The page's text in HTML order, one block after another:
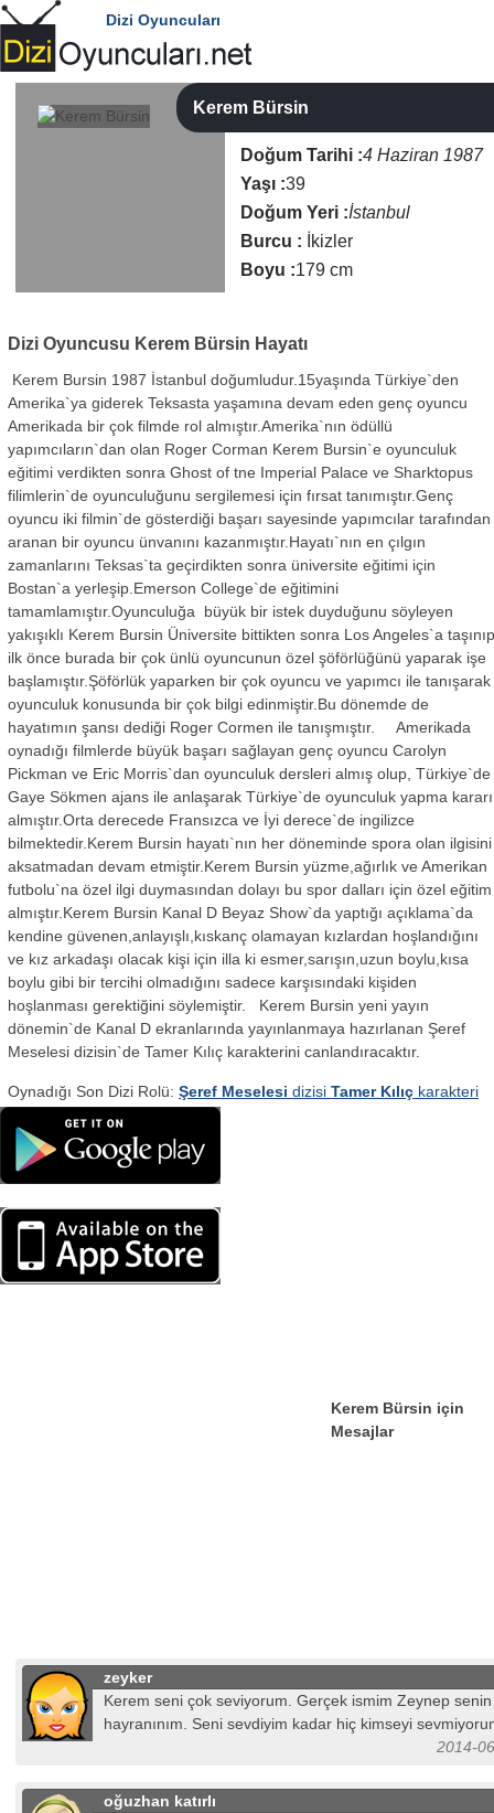
Dizi Oyuncuları
Kerem Bürsin
Doğum Tarihi :4 Haziran 1987
Yaşı :39
Doğum Yeri :İstanbul
Burcu : İkizler
Boyu :179 cm
Dizi Oyuncusu Kerem Bürsin Hayatı
Kerem Bursin 1987 İstanbul doğumludur.15yaşında Türkiye`den
Amerika`ya giderek Teksasta yaşamına devam eden genç oyuncu
Amerikada bir çok filmde rol almıştır.Amerika`nın ödüllü
yapımcıların`dan olan Roger Corman Kerem Bursin`e oyunculuk
eğitimi verdikten sonra Ghost of tne Imperial Palace ve Sharktopus
filimlerin`de oyunculuğunu sergilemesi için fırsat tanımıştır.Genç
oyuncu iki filmin`de gösterdiği başarı sayesinde yapımcılar tarafından
aranan bir oyuncu ünvanını kazanmıştır.Hayatı`nın en çılgın
zamanlarını Teksas`ta geçirdikten sonra üniversite eğitimi için
Bostan`a yerleşip.Emerson College`de eğitimini
tamamlamıştır.Oyunculuğa büyük bir istek duyduğunu söyleyen
yakışıklı Kerem Bursin Üniversite bittikten sonra Los Angeles`a
ilk önce burada bir çok ünlü oyuncunun özel şöförlüğünü yaparak işe
başlamıştır.Şöförlük yaparken bir çok oyuncu ve yapımcı ile tanışarak
oyunculuk konusunda bir çok bilgi edinmiştir.Bu dönemde de
hayatımın şansı dediği Roger Cormen ile tanışmıştır. Amerikada
oynadığı filmlerde büyük başarı sağlayan genç oyuncu Carolyn
Pickman ve Eric Morris`dan oyunculuk dersleri almış olup, Türkiye`de
Gaye Sökmen ajans ile anlaşarak Türkiye`de oyunculuk yapma kararı
almıştır.Orta derecede Fransızca ve İyi derece`de ingilizce
bilmektedir.Kerem Bursin hayatı`nın her döneminde spora olan ilgisini
aksatmadan devam etmiştir.Kerem Bursin yüzme,ağırlık ve Amerikan
futbolu`na özel ilgi duymasından dolayı bu spor dalları için özel eğitim
almıştır.Kerem Bursin Kanal D Beyaz Show`da yaptığı açıklama`da
kendine güvenen,anlayışlı,kıskanç olamayan kızlardan hoşlandığını
ve kız arkadaşı olacak kişi için illa ki esmer,sarışın,uzun boylu,kısa
boylu gibi bir tercihi olmadığını sadece karşısındaki kişiden
hoşlanması gerektiğini söylemiştir. Kerem Bursin yeni yayın
dönemin`de Kanal D ekranlarında yayınlanmaya hazırlanan Şeref
Meselesi dizisin`de Tamer Kılıç karakterini canlandıracaktır.
Oynadığı Son Dizi Rolü:Şeref MeselesidizisiTamer Kılıç karakteri
Kerem Bürsin için
Mesajlar
zeyker
Kerem seni çok seviyorum. Gerçek ismim Zeynep senin
hayranınım. Seni sevdiyim kadar hiç kimseyi
2014-
oğuzhan katırlı